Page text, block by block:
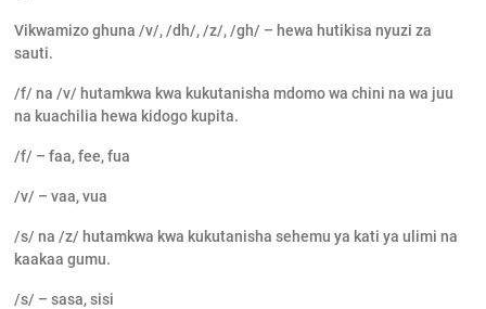
Vikwamizo ghuna /v/, /dh/, /z/, /gh/ – hewa hutikisa nyuzi za
sauti.
/f/ na /v/ hutamkwa kwa kukutanisha mdomo wa chini na wa juu
na kuachilia hewa kidogo kupita.
/f/ – faa, fee, fua
/v/ – vaa, vua
/s/ na /z/ hutamkwa kwa kukutanisha sehemu ya kati ya ulimi na
kaakaa gumu.
/s/ – sasa, sisi